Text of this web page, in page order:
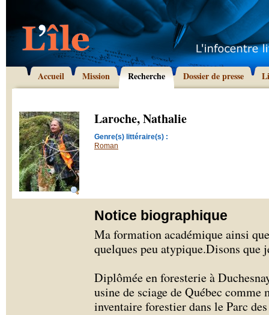
Accueil Mission Recherche Dossier de presse
Laroche, Nathalie
Genre(s) littéraire(s) :
Roman
Notice biographique
Ma formation académique ainsi
quelques peu atypique.Disons que
Diplômée en foresterie à
usine de sciage de Québec
inventaire forestier dans le Parc